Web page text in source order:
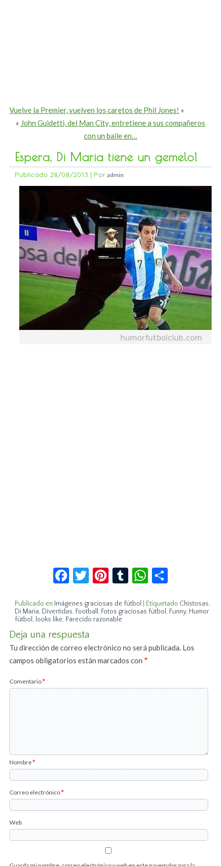
Vuelve la Premier, vuelven los caretos de Phil Jones! »
« John Guidetti, del Man City, entretiene a sus compañeros
con un baile en…
Espera, Di Maria tiene un gemelo!
Publicado 28/08/2013 | Por admin
Facebook
Twitter
Pinterest
TumblrWhatsApp
Publicado en Imágenes graciosas de fútbol Etiquetado Chistosas,
Di Maria, Divertidas, Football , Fotos graciosas fútbol , Funny, Humor
fútbol , looks like, Parecido razonable
Deja una respuesta
Tu dirección de correo electrónico no será publicada. Los
campos obligatorios están marcados con*
Comentario*
Nombre*
Correo electrónico*
Web